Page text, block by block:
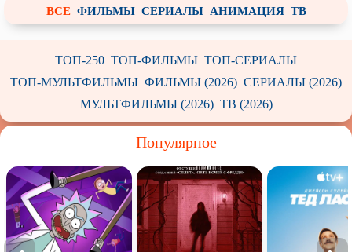
ВСЕ ФИЛЬМЫ СЕРИАЛЫ АНИМАЦИЯ ТВ
ТОП-250 ТОП-ФИЛЬМЫ ТОП-СЕРИАЛЫ
ТОП-МУЛЬТФИЛЬМЫ ФИЛЬМЫ (2026) СЕРИАЛЫ (2026)
МУЛЬТФИЛЬМЫ (2026) ТВ (2026)
Популярное